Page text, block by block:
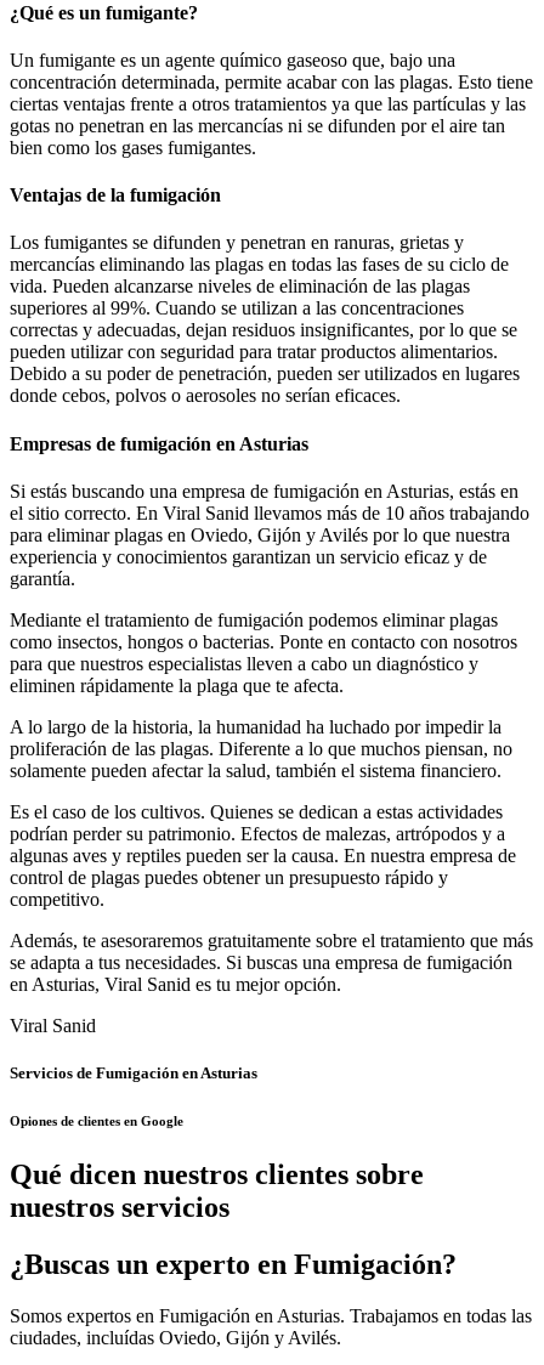
¿Qué es un fumigante?
Un fumigante es un agente químico gaseoso que, bajo una
concentración determinada, permite acabar con las plagas. Esto tiene
ciertas ventajas frente a otros tratamientos ya que las partículas y las
gotas no penetran en las mercancías ni se difunden por el aire tan
bien como los gases fumigantes.
Ventajas de la fumigación
Los fumigantes se difunden y penetran en ranuras, grietas y
mercancías eliminando las plagas en todas las fases de su ciclo de
vida. Pueden alcanzarse niveles de eliminación de las plagas
superiores al 99%. Cuando se utilizan a las concentraciones
correctas y adecuadas, dejan residuos insignificantes, por lo que se
pueden utilizar con seguridad para tratar productos alimentarios.
Debido a su poder de penetración, pueden ser utilizados en lugares
donde cebos, polvos o aerosoles no serían eficaces.
Empresas de fumigación en Asturias
Si estás buscando una empresa de fumigación en Asturias, estás en
el sitio correcto. En Viral Sanid llevamos más de 10 años trabajando
para eliminar plagas en Oviedo, Gijón y Avilés por lo que nuestra
experiencia y conocimientos garantizan un servicio eficaz y de
garantía.
Mediante el tratamiento de fumigación podemos eliminar plagas
como insectos, hongos o bacterias. Ponte en contacto con nosotros
para que nuestros especialistas lleven a cabo un diagnóstico y
eliminen rápidamente la plaga que te afecta.
A lo largo de la historia, la humanidad ha luchado por impedir la
proliferación de las plagas. Diferente a lo que muchos piensan, no
solamente pueden afectar la salud, también el sistema financiero.
Es el caso de los cultivos. Quienes se dedican a estas actividades
podrían perder su patrimonio. Efectos de malezas, artrópodos y a
algunas aves y reptiles pueden ser la causa. En nuestra empresa de
control de plagas puedes obtener un presupuesto rápido y
competitivo.
Además, te asesoraremos gratuitamente sobre el tratamiento que más
se adapta a tus necesidades. Si buscas una empresa de fumigación
en Asturias, Viral Sanid es tu mejor opción.
Viral Sanid
Servicios de Fumigación en Asturias
Opiones de clientes en Google
Qué dicen nuestros clientes sobre
nuestros servicios
¿Buscas un experto en Fumigación?
Somos expertos en Fumigación en Asturias. Trabajamos en todas las
ciudades, incluídas Oviedo, Gijón y Avilés.